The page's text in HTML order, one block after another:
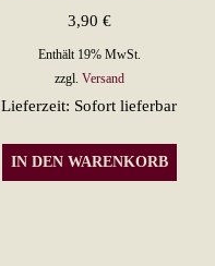
3,90 €
Enthält 19% MwSt.
zzgl. Versand
Lieferzeit: Sofort lieferbar
IN DEN WARENKORB